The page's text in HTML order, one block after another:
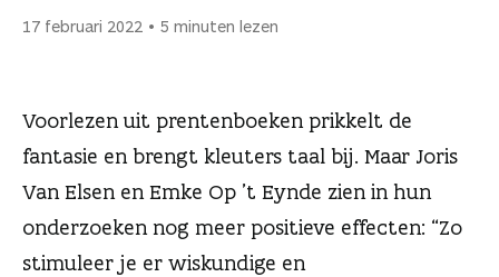
17 februari 2022 5 minuten lezen
Voorlezen uit prentenboeken prikkelt de
fantasie en brengt kleuters taal bij. Maar Joris
Van Elsen en Emke Op ’t Eynde zien in hun
onderzoeken nog meer positieve effecten: “Zo
stimuleer je er wiskundige en